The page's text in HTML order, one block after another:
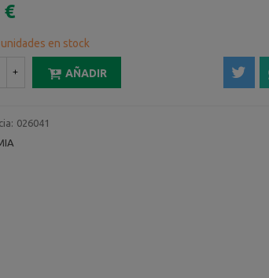
€
en stock
+ AÑADIR
026041